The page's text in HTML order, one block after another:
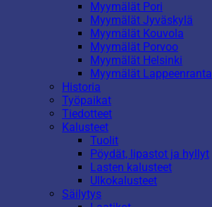
Myymälät Pori
Myymälät Jyväskylä
Myymälät Kouvola
Myymälät Porvoo
Myymälät Helsinki
Myymälät Lappeenranta
Historia
Työpaikat
Tiedotteet
Kalusteet
Tuolit
Pöydät, lipastot ja hyllyt
Lasten kalusteet
Ulkokalusteet
Säilytys